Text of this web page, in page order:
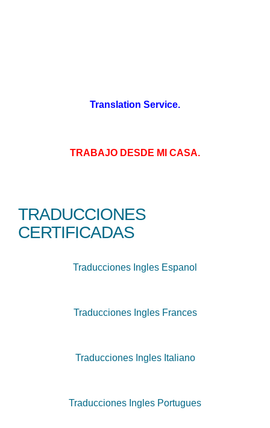
Translation Service.
TRABAJO DESDE MI CASA.
TRADUCCIONES
CERTIFICADAS
Traducciones Ingles Espanol
Traducciones Ingles Frances
Traducciones Ingles Italiano
Traducciones Ingles Portugues